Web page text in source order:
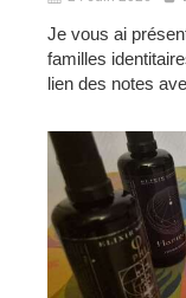
Je vous ai
familles
lien des notes